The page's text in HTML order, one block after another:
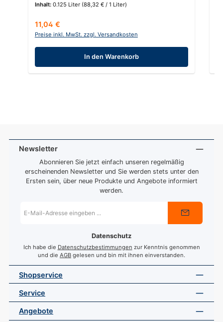
Inhalt: 0.125 Liter (88,32 € / 1 Liter)
Regulärer Preis:
11,04 €
Preise inkl. MwSt. zzgl. Versandkosten
In den Warenkorb
Newsletter
Abonnieren Sie jetzt einfach unseren regelmäßig
erscheinenden Newsletter und Sie werden stets unter den
Ersten sein, über neue Produkte und Angebote informiert
werden.
Mail-
Datenschutz
Ich habe die Datenschutzbestimmungen zur Kenntnis genommen
und die AGB gelesen und bin mit ihnen einverstanden.
Shopservice
Service
Angebote